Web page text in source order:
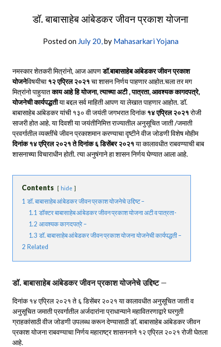
डॉ. बाबासाहेब आंबेडकर जीवन प्रकाश योजना
Posted on July 20,by Mahasarkari Yojana
नमस्कार शेतकरी मित्रांनो, आज आपणडॉ.बाबासाहेब आंबेडकर जीवन प्रकाश
योजनेविषयीचा१२ एप्रिल २०२१ चा शासन निर्णय पाहणार आहोत.चला तर मग
मित्रांनो पाहुयातकाय आहे हि योजना, त्याच्या अटी , पात्रता, आवश्यक कागदपत्रे,
योजनेची कार्यपद्धतीया बद्दल सर्व माहिती आपण या लेखात पाहणार आहोत. डॉ.
बाबासाहेब आंबेडकर यांची १३० वी जयंती जगभरात दिनांक१४ एप्रिल २०२१ रोजी
साजरी होत आहे. या दिवशी या जयंतीनिमित्त राज्यातील अनुसूचित जाती /जमाती
प्रवर्गातील व्यक्तींचे जीवन प्रकाशमान करण्याचा दृष्टीने वीज जोडणी विशेष मोहीम
दिनांक १४ एप्रिल २०२१ ते दिनांक ६ डिसेंबर २०२१ या कालावधीत राबवण्याची बाब
शासनाच्या विचाराधीन होती. त्या अनुषंगाने हा शासन निर्णय घेण्यात आला आहे.
Contents hide
1 डॉ. बाबासाहेब आंबेडकर जीवन प्रकाश योजनेचे उद्दिष्ट –
1.1 डॉक्टर बाबासाहेब आंबेडकर जीवन प्रकाश योजना अटी व पात्रता-
1.2 आवश्यक कागदपत्रे –
1.3 डॉ. बाबासाहेब आंबेडकर जीवन प्रकाश योजना योजनेची कार्यपद्धती –
2 Related
डॉ. बाबासाहेब आंबेडकर जीवन प्रकाश योजनेचे उद्दिष्ट –
दिनांक १४ एप्रिल २०२१ ते ६ डिसेंबर २०२१ या कालावधीत अनुसूचित जाती व
अनुसूचित जमाती प्रवर्गातील अर्जदारांना प्राधान्याने महावितरणाद्वारे घरगुती
ग्राहकांसाठी वीज जोडणी उपलब्ध करून देण्यासाठी डॉ. बाबासाहेब आंबेडकर जीवन
प्रकाश योजना राबवण्याचा निर्णय महाराष्ट्र शासननाने १२ एप्रिल २०२१ रोजी घेतला
आहे.